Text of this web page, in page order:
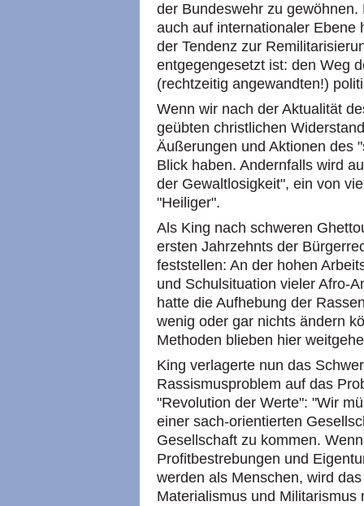
der Bundeswehr zu
auch auf internationaler Ebene
der Tendenz zur
entgegengesetzt ist: den Weg
(rechtzeitig angewandten!)
Wenn wir nach der Aktualität
geübten christlichen
Äußerungen und Aktionen des
Blick haben. Andernfalls wird
der Gewaltlosigkeit", ein von
"Heiliger".
Als King nach schweren
ersten Jahrzehnts der
feststellen: An der hohen
und Schulsituation vieler Afro-
hatte die Aufhebung der
wenig oder gar nichts ändern
Methoden blieben hier
King verlagerte nun das
Rassismusproblem auf das
"Revolution der Werte": "Wir
einer sach-orientierten
Gesellschaft zu kommen.
Profitbestrebungen und
werden als Menschen, wird
Materialismus und